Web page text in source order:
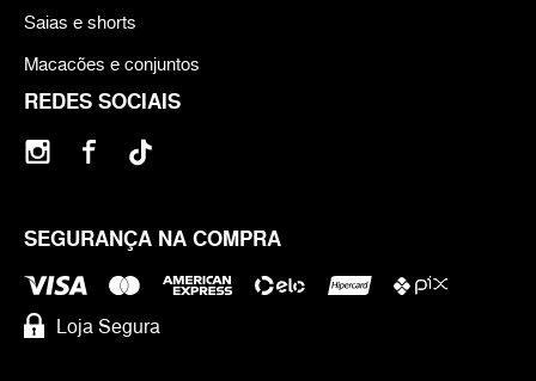
REDES SOCIAIS
SEGURANÇA NA COMPRA
Loja Segura
Saias e shorts
Macacões e conjuntos